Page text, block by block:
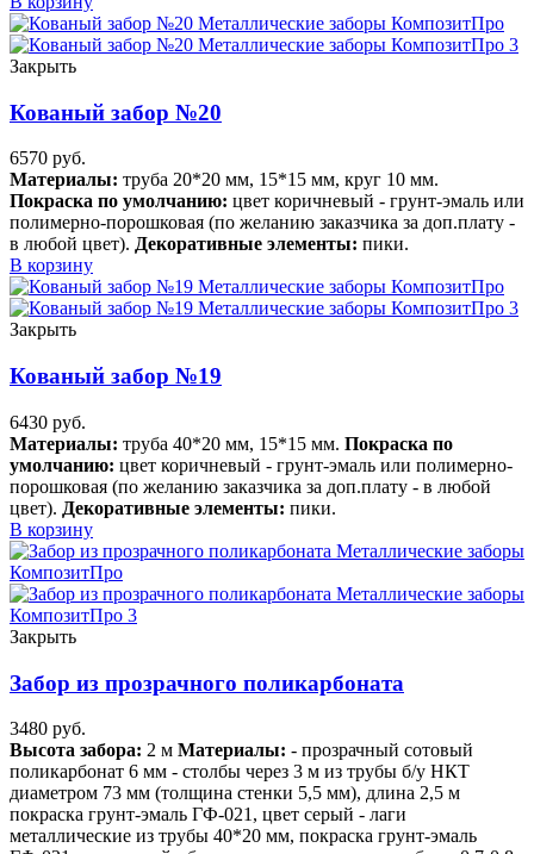
Закрыть
Кованый забор №20
6570 руб.
Материалы: труба 20*20 мм, 15*15 мм, круг 10 мм.
Покраска по умолчанию: цвет коричневый - грунт-эмаль или
полимерно-порошковая (по желанию заказчика за доп.плату -
в любой цвет). Декоративные элементы: пики.
В корзину
Закрыть
Кованый забор №19
6430 руб.
Материалы: труба 40*20 мм, 15*15 мм. Покраска по
умолчанию: цвет коричневый - грунт-эмаль или полимерно-
порошковая (по желанию заказчика за доп.плату - в любой
цвет). Декоративные элементы: пики.
В корзину
Закрыть
Забор из прозрачного поликарбоната
3480 руб.
Высота забора: 2 м Материалы: - прозрачный сотовый
поликарбонат 6 мм - столбы через 3 м из трубы б/у НКТ
диаметром 73 мм (толщина стенки 5,5 мм), длина 2,5 м
покраска грунт-эмаль ГФ-021, цвет серый - лаги
металлические из трубы 40*20 мм, покраска грунт-эмаль